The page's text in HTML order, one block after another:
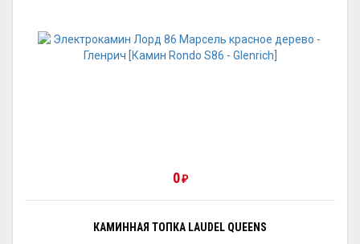
0 ₽
КАМИННАЯ ТОПКА LAUDEL QUEENS